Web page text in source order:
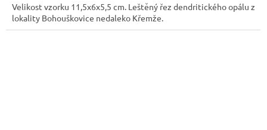
Velikost vzorku 11,5x6x5,5 cm. Leštěný řez dendritického opálu z
lokality Bohouškovice nedaleko Křemže.